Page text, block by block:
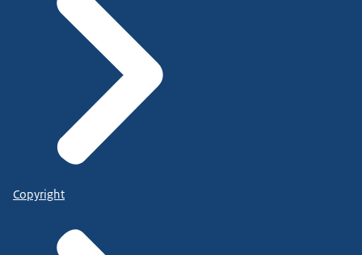
Copyright